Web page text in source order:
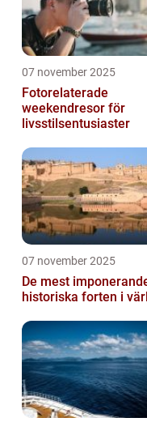
07 november 2025
Fotorelaterade
weekendresor för
livsstilsentusiaster
07 november 2025
De mest
historiska forten i